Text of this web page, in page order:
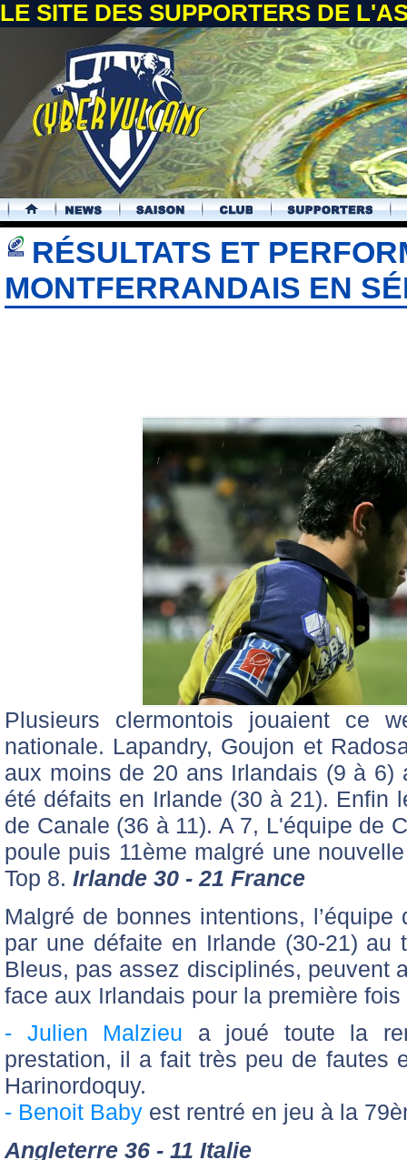
LE SITE DES SUPPORTERS DE
.
RÉSULTATS ET
MONTFERRANDAIS EN
Plusieurs clermontois jouaient ce
nationale. Lapandry, Goujon et
aux moins de 20 ans Irlandais (9 à 6)
été défaits en Irlande (30 à 21). Enfin
de Canale (36 à 11). A 7, L'équipe de
poule puis 11ème malgré une
Top 8. Irlande 30 - 21 France
Malgré de bonnes intentions,
par une défaite en Irlande (30-21) au
Bleus, pas assez disciplinés, peuvent
face aux Irlandais pour la première
- Julien Malzieu a joué toute la
prestation, il a fait très peu de fautes
Harinordoquy.
- Benoit Baby est rentré en jeu à la
Angleterre 36 - 11 Italie